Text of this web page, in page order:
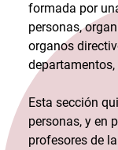
formada por
personas,
organos
Esta sección
personas, y en
profesores de